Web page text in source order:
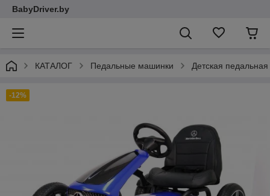
BabyDriver.by
КАТАЛОГ Педальные машинки Детская
-12%